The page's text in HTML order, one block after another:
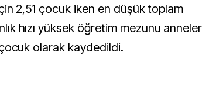
2,51 çocuk iken en düşük toplam
hızı yüksek öğretim mezunu anneler
olarak kaydedildi.